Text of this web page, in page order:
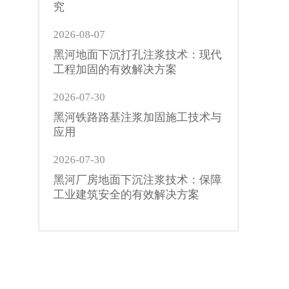
究
2026-08-07
黑河地面下沉打孔注浆技术：现代
工程加固的有效解决方案
2026-07-30
黑河铁路路基注浆加固施工技术与
应用
2026-07-30
黑河厂房地面下沉注浆技术：保障
工业建筑安全的有效解决方案